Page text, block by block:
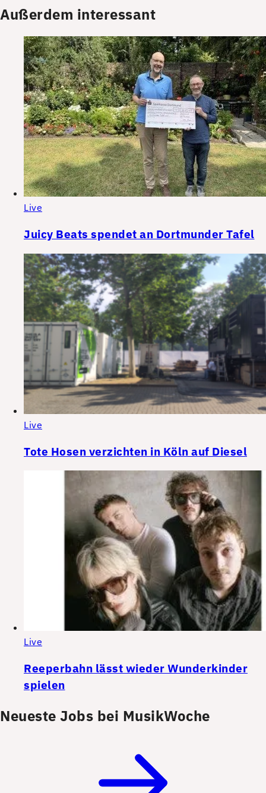
Außerdem interessant
Live
Juicy Beats spendet an Dortmunder Tafel
Live
Tote Hosen verzichten in Köln auf Diesel
Live
Reeperbahn lässt wieder Wunderkinder
spielen
Neueste Jobs bei MusikWoche